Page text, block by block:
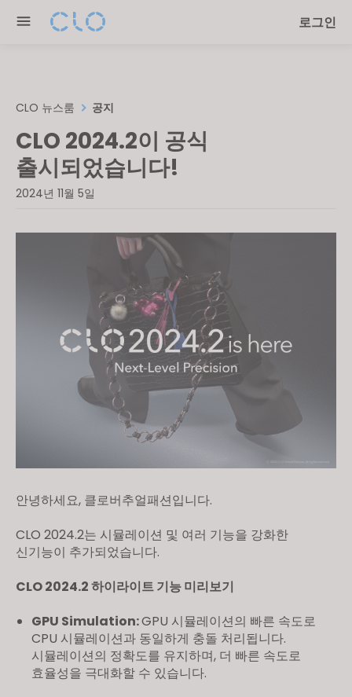
note:
accessibility
system.
로그인
CLO 뉴스룸 공지
CLO 2024.2이 공식
출시되었습니다!
2024년 11월 5일
안녕하세요, 클로버추얼패션입니다.
CLO 2024.2는 시뮬레이션 및 여러 기능을 강화한
신기능이 추가되었습니다.
CLO 2024.2 하이라이트 기능 미리보기
GPU Simulation:GPU 시뮬레이션의 빠른 속도로
CPU 시뮬레이션과 동일하게 충돌 처리됩니다.
시뮬레이션의 정확도를 유지하며, 더 빠른 속도로
효율성을 극대화할 수 있습니다.